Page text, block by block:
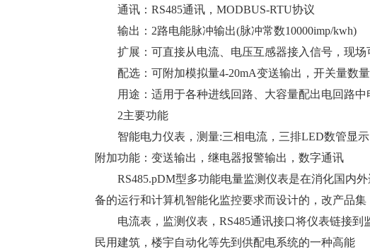
通讯：RS485通讯，MODBUS-RTU协议
输出：2路电能脉冲输出(脉冲常数10000imp/
扩展：可直接从电流、电压互感器接入信号，
配选：可附加模拟量4-20mA变送输出，开关量
用途：适用于各种进线回路、大容量配出电回路
2主要功能
智能电力仪表，测量:三相电流，三排LED数管显
附加功能：变送输出，继电器报警输出，数字通讯
RS485.pDM型多功能电量监测仪表是在消化国内
备的运行和计算机智能化监控要求而设计的，改产品集
电流表，监测仪表，RS485通讯接口将仪表链接
民用建筑，楼宇自动化等先到供配电系统的一种高能